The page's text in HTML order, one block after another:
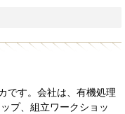
です。会社は、有機処理
プ、組立ワークショッ